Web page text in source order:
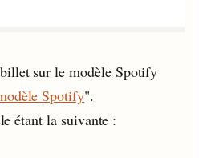
sur le modèle Spotify
Spotify".
étant la suivante :